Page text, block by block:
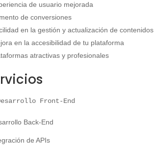
de usuario mejorada
de conversiones
en la gestión y actualización de contenidos
en la accesibilidad de tu plataforma
atractivas y profesionales
Front-End
Back-End
de APIs